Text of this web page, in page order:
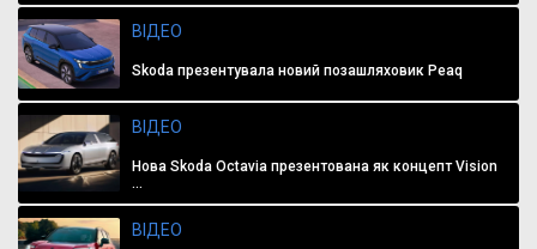
ВІДЕО
Skoda презентувала новий позашляховик Peaq
ВІДЕО
Нова Skoda Octavia презентована як концепт Vision
...
ВІДЕО